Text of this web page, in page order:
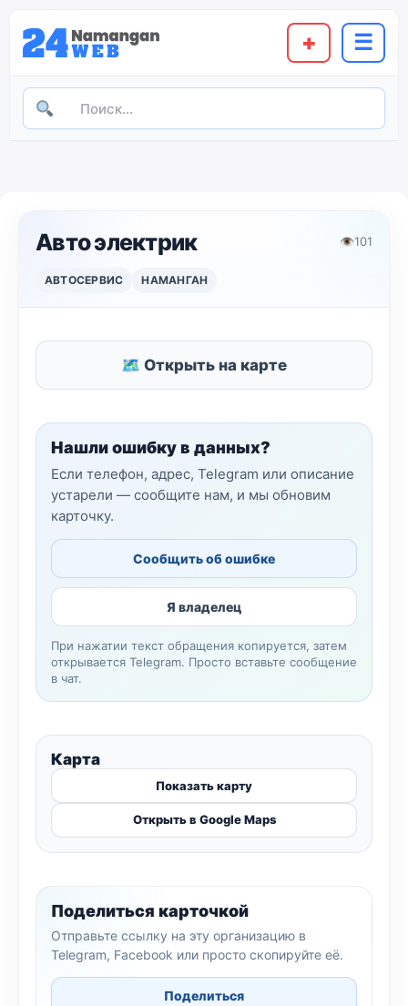
+ ☰
Авто электрик 👁101
АВТОСЕРВИС НАМАНГАН
🗺 Открыть на карте
Нашли ошибку в данных?
Если телефон, адрес, Telegram или описание
устарели — сообщите нам, и мы обновим
карточку.
Сообщить об ошибке
Я владелец
При нажатии текст обращения копируется, затем
открывается Telegram. Просто вставьте сообщение
в чат.
Карта
Показать карту
Открыть в Google Maps
Поделиться карточкой
Отправьте ссылку на эту организацию в
Telegram, Facebook или просто скопируйте её.
Поделиться